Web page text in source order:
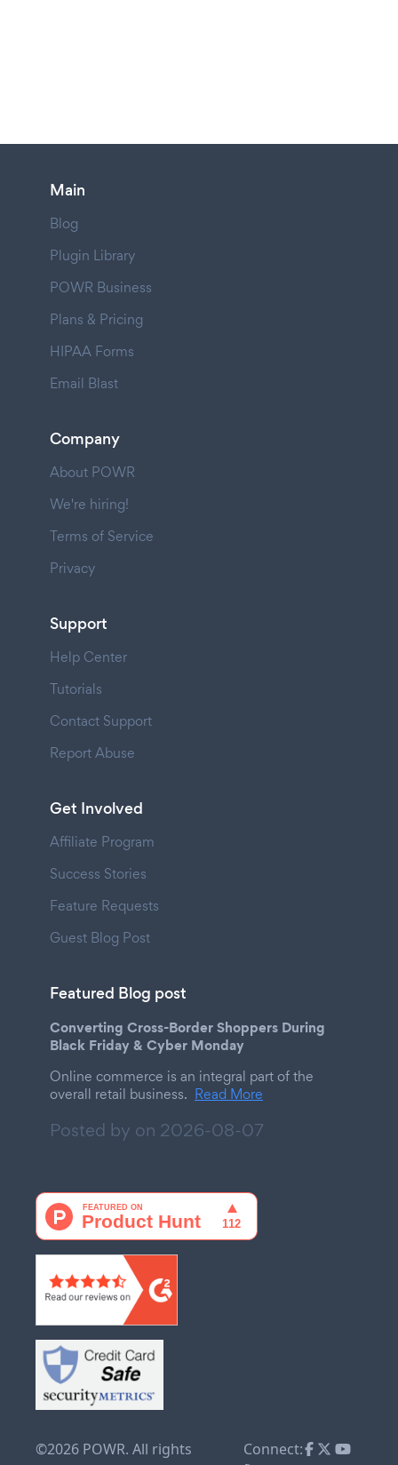
Main
Blog
Plugin Library
POWR Business
Plans & Pricing
HIPAA Forms
Email Blast
Company
About POWR
We're hiring!
Terms of Service
Privacy
Support
Help Center
Tutorials
Contact Support
Report Abuse
Get Involved
Affiliate Program
Success Stories
Feature Requests
Guest Blog Post
Featured Blog post
Converting Cross-Border Shoppers During
Black Friday & Cyber Monday
Online commerce is an integral part of the
overall retail business. Read More
Posted by on 2026-08-07
©2026 POWR. All rights
Connect: